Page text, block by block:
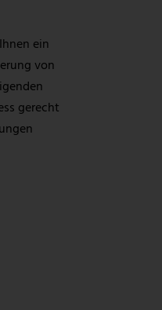
ein
von
gerecht